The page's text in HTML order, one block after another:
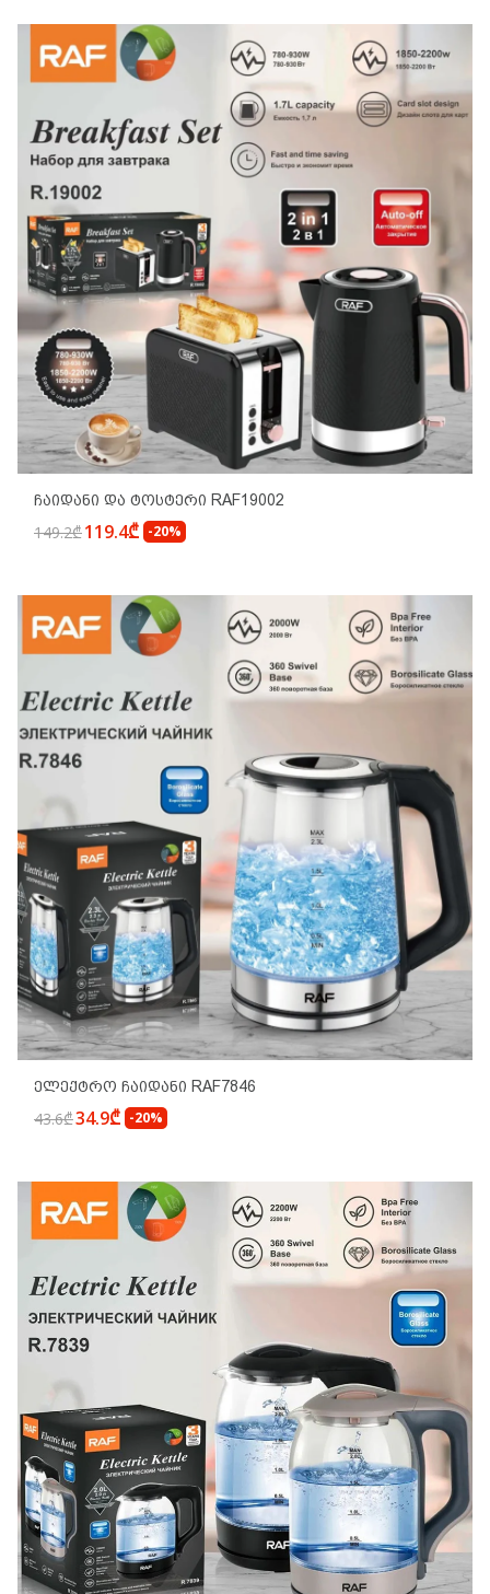
Ჩაიდანი Და Ტოსტერი RAF19002
149.2₾119.4₾ -20%
Ელექტრო Ჩაიდანი RAF7846
43.6₾34.9₾ -20%